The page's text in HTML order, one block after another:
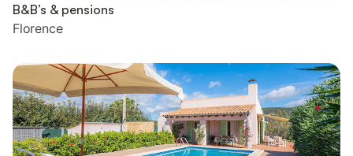
B&B’s & pensions
Florence